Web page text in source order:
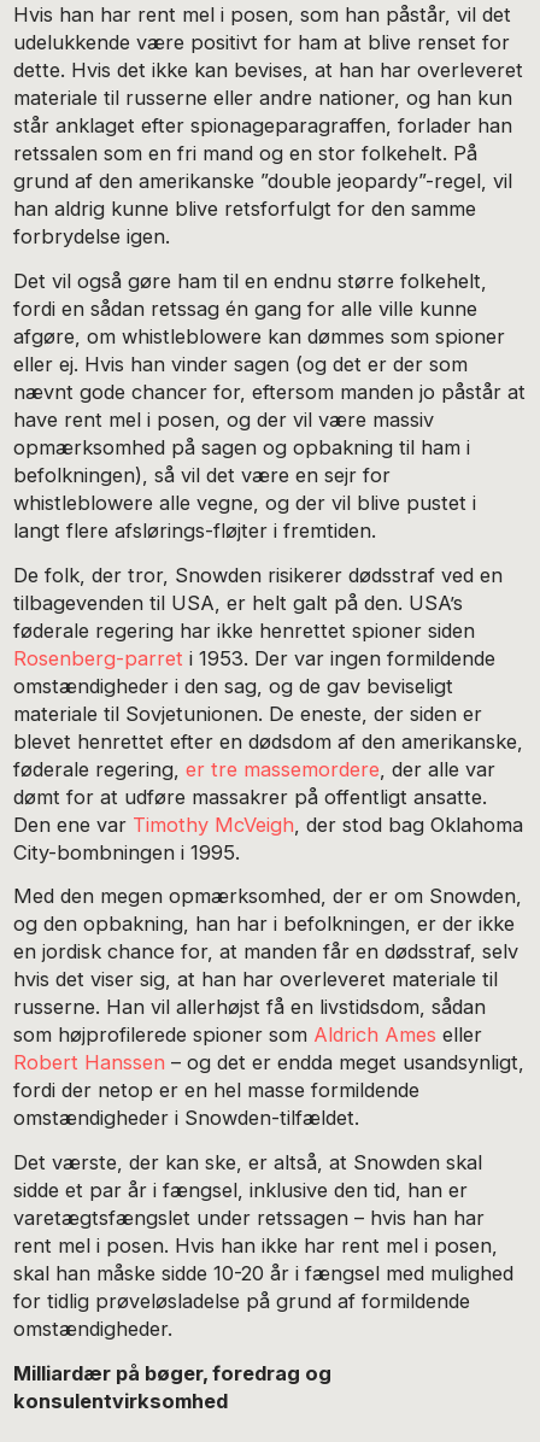
Hvis han har rent mel i posen, som han påstår, vil det
udelukkende være positivt for ham at blive renset for
dette. Hvis det ikke kan bevises, at han har overleveret
materiale til russerne eller andre nationer, og han kun
står anklaget efter spionageparagraffen, forlader han
retssalen som en fri mand og en stor folkehelt. På
grund af den amerikanske ”double jeopardy”-regel, vil
han aldrig kunne blive retsforfulgt for den samme
forbrydelse igen.
Det vil også gøre ham til en endnu større folkehelt,
fordi en sådan retssag én gang for alle ville kunne
afgøre, om whistleblowere kan dømmes som spioner
eller ej. Hvis han vinder sagen (og det er der som
nævnt gode chancer for, eftersom manden jo påstår at
have rent mel i posen, og der vil være massiv
opmærksomhed på sagen og opbakning til ham i
befolkningen), så vil det være en sejr for
whistleblowere alle vegne, og der vil blive pustet i
langt flere afslørings-fløjter i fremtiden.
De folk, der tror, Snowden risikerer dødsstraf ved en
tilbagevenden til USA, er helt galt på den. USA’s
føderale regering har ikke henrettet spioner siden
Rosenberg-parret i 1953. Der var ingen formildende
omstændigheder i den sag, og de gav beviseligt
materiale til Sovjetunionen. De eneste, der siden er
blevet henrettet efter en dødsdom af den amerikanske,
føderale regering,er tre massemordere , der alle var
dømt for at udføre massakrer på offentligt ansatte.
Den ene var Timothy McVeigh , der stod bag Oklahoma
City-bombningen i 1995.
Med den megen opmærksomhed, der er om Snowden,
og den opbakning, han har i befolkningen, er der ikke
en jordisk chance for, at manden får en dødsstraf, selv
hvis det viser sig, at han har overleveret materiale til
russerne. Han vil allerhøjst få en livstidsdom, sådan
som højprofilerede spioner som Aldrich Ames eller
Robert Hanssen – og det er endda meget usandsynligt,
fordi der netop er en hel masse formildende
omstændigheder i Snowden-tilfældet.
Det værste, der kan ske, er altså, at Snowden skal
sidde et par år i fængsel, inklusive den tid, han er
varetægtsfængslet under retssagen – hvis han har
rent mel i posen. Hvis han ikke har rent mel i posen,
skal han måske sidde 10-20 år i fængsel med mulighed
for tidlig prøveløsladelse på grund af formildende
omstændigheder.
Milliardær på bøger, foredrag og
konsulentvirksomhed